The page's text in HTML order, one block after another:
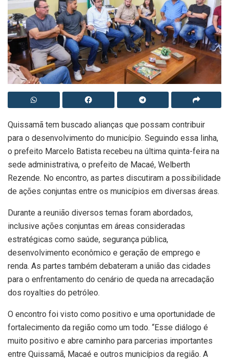
Quissamã tem buscado alianças que possam contribuir
para o desenvolvimento do município. Seguindo essa linha,
o prefeito Marcelo Batista recebeu na última quinta-feira na
sede administrativa, o prefeito de Macaé, Welberth
Rezende. No encontro, as partes discutiram a possibilidade
de ações conjuntas entre os municípios em diversas áreas.
Durante a reunião diversos temas foram abordados,
inclusive ações conjuntas em áreas consideradas
estratégicas como saúde, segurança pública,
desenvolvimento econômico e geração de emprego e
renda. As partes também debateram a união das cidades
para o enfrentamento do cenário de queda na arrecadação
dos royalties do petróleo.
O encontro foi visto como positivo e uma oportunidade de
fortalecimento da região como um todo. “Esse diálogo é
muito positivo e abre caminho para parcerias importantes
entre Quissamã, Macaé e outros municípios da região. A